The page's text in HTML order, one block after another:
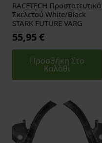
RACETECH Προστατευτικά
Σκελετού White/Black
STARK FUTURE VARG
55,95 €
Προσθήκη Στο
Καλάθι